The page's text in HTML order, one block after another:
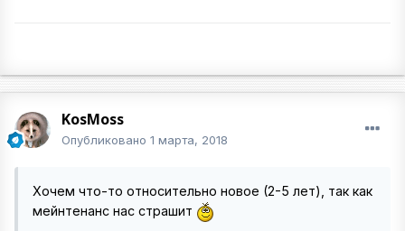
KosMoss
Опубликовано 1 марта, 2018
Хочем что-то относительно новое (2-5 лет), так как
мейнтенанс нас страшит